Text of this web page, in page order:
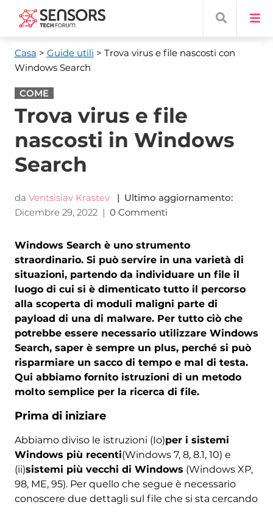
Casa > Guide utili > Trova virus e file nascosti con
Windows Search
COME
Trova virus e file
nascosti in Windows
Search
da Ventsislav Krastev
| Ultimo aggiornamento:
Dicembre 29, 2022| 0 Commenti
Windows Search è uno strumento
straordinario. Si può servire in una varietà di
situazioni, partendo da individuare un file il
luogo di cui si è dimenticato tutto il percorso
alla scoperta di moduli maligni parte di
payload di una di malware. Per tutto ciò che
potrebbe essere necessario utilizzare Windows
Search, saper è sempre un plus, perché si può
risparmiare un sacco di tempo e mal di testa.
Qui abbiamo fornito istruzioni di un metodo
molto semplice per la ricerca di file.
Prima di iniziare
Abbiamo diviso le istruzioni (Io)per i sistemi
Windows più recenti(Windows 7, 8, 8.1, 10) e
(ii)sistemi più vecchi di Windows (Windows XP,
98, ME, 95). Per quello che segue è necessario
conoscere due dettagli sul file che si sta cercando